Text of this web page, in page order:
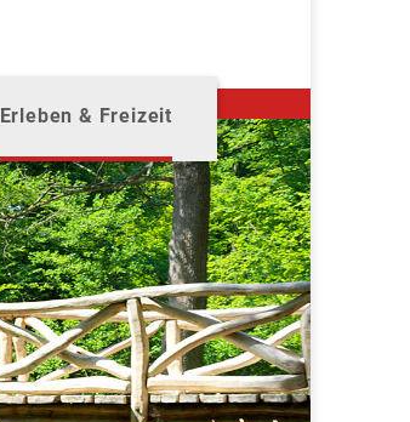
Erleben & Freizeit